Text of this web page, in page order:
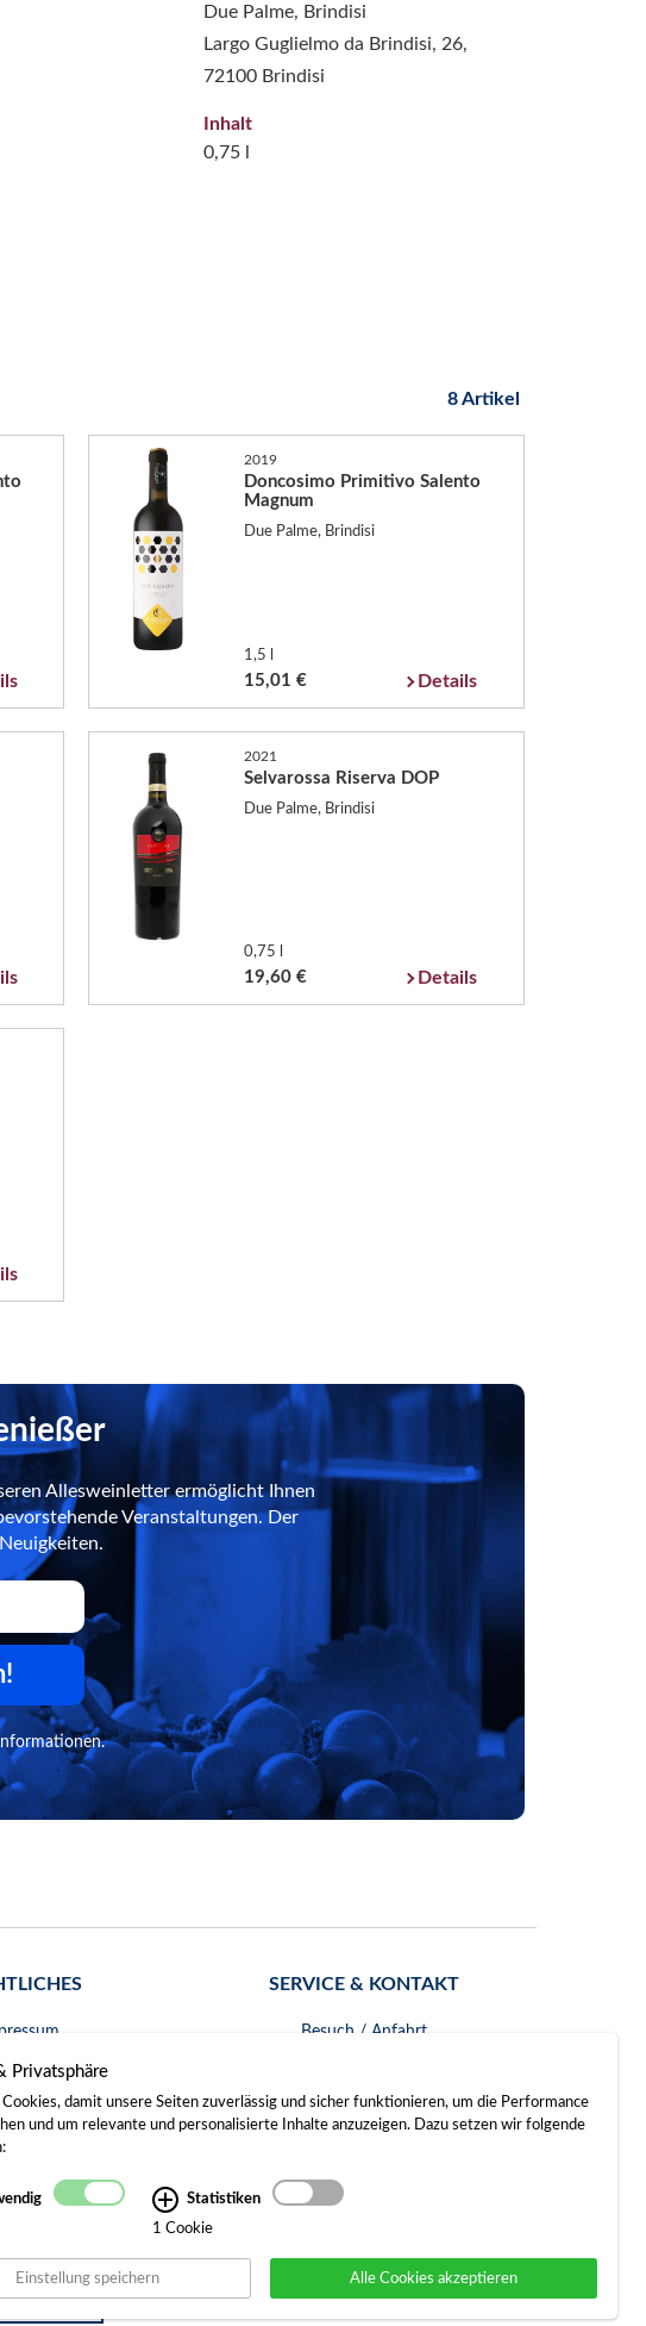
Due Palme, Brindisi
Largo Guglielmo da Brindisi, 26,
72100 Brindisi
Inhalt
0,75 l
8 Artikel
2019
Doncosimo Primitivo Salento
Magnum
Due Palme, Brindisi
1,5 l
15,01 € Details
2021
Selvarossa Riserva DOP
Due Palme, Brindisi
0,75 l
19,60 € Details
Allesweinletter ermöglicht Ihnen
Veranstaltungen. Der
AGB
SERVICE & KONTAKT
Besuch / Anfahrt
Privatsphäre
damit unsere Seiten zuverlässig und sicher funktionieren, um die Performance
und um relevante und personalisierte Inhalte anzuzeigen. Dazu setzen wir folgende
Statistiken
1 Cookie
Einstellung speichern Alle Cookies akzeptieren